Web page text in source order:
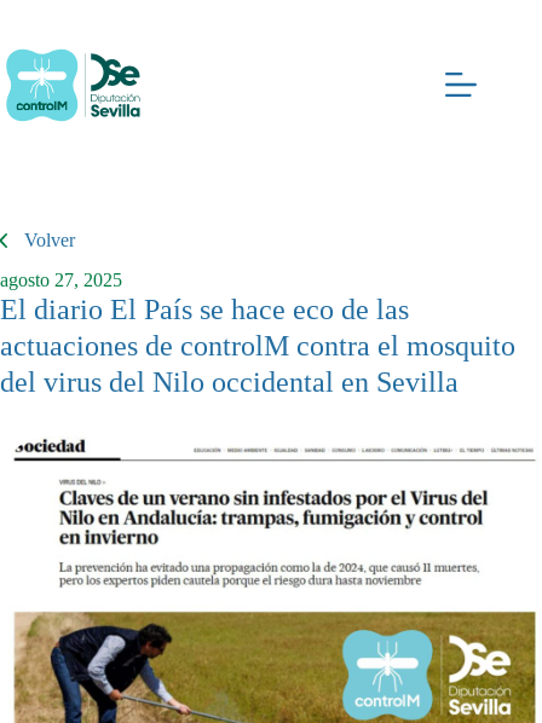
contenido
Volver
agosto 27, 2025
El diario El País se hace eco de las
actuaciones de controlM contra el mosquito
del virus del Nilo occidental en Sevilla